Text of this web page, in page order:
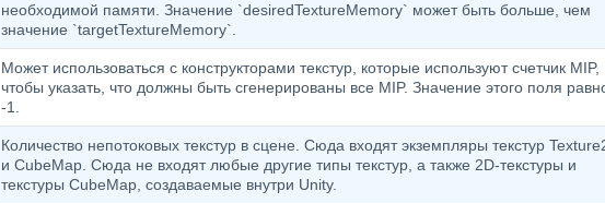
необходимой памяти. Значение `desiredTextureMemory` может быть больше, чем
значение `targetTextureMemory`.
Может использоваться с конструкторами текстур, которые используют счетчик MIP,
чтобы указать, что должны быть сгенерированы все MIP. Значение этого поля
-1.
Количество непотоковых текстур в сцене. Сюда входят экземпляры текстур
и CubeMap. Сюда не входят любые другие типы текстур, а также 2D-текстуры и
текстуры CubeMap, создаваемые внутри Unity.